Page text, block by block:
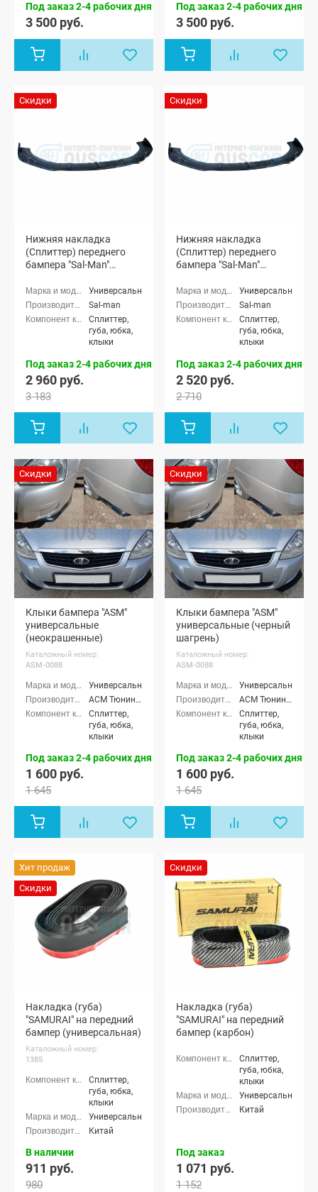
Под заказ 2-4 рабочих дня
3 500 руб.
Под заказ 2-4 рабочих дня
3 500 руб.
Скидки
Нижняя накладка
(Сплиттер) переднего
бампера "Sal-Man"
Универсальные
Sal-man
Сплиттер,
губа, юбка,
клыки
Под заказ 2-4 рабочих дня
2 960 руб.
3 183
Скидки
Нижняя накладка
(Сплиттер) переднего
бампера "Sal-Man"
Универсальные
Sal-man
Сплиттер,
губа, юбка,
клыки
Под заказ 2-4 рабочих дня
2 520 руб.
2 710
Скидки
Клыки бампера "ASM"
универсальные
(неокрашенные)
Каталожный номер:
ASM-0088
Универсальные
АСМ Тюнинг (ASM tuning)
Сплиттер,
губа, юбка,
клыки
Под заказ 2-4 рабочих дня
1 600 руб.
1 645
Скидки
Клыки бампера "ASM"
универсальные (черный
шагрень)
Каталожный номер:
ASM-0088
Универсальные
АСМ Тюнинг (ASM tuning)
Сплиттер,
губа, юбка,
клыки
Под заказ 2-4 рабочих дня
1 600 руб.
1 645
Хит продаж
Скидки
Накладка (губа)
"SAMURAI" на передний
бампер (универсальная)
Каталожный номер:
1385
Сплиттер,
губа, юбка,
клыки
Универсальные
Китай
В наличии
911 руб.
980
Скидки
Накладка (губа)
"SAMURAI" на передний
бампер (карбон)
Сплиттер,
губа, юбка,
клыки
Универсальные
Китай
Под заказ
1 071 руб.
1 152